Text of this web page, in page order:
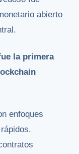
abierto
la primera
enfoques